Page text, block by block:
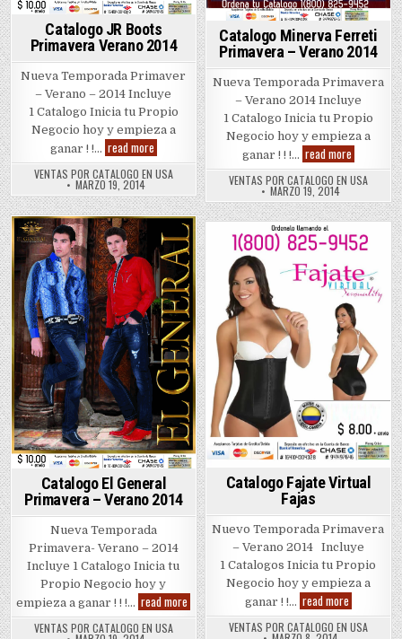
Catalogo JR Boots
Primavera Verano 2014
Nueva Temporada Primaver
– Verano – 2014 Incluye
1 Catalogo Inicia tu Propio
Negocio hoy y empieza a
ganar ! !… read moreCatalogo
JR
Boots
Primavera
Verano
2014
VENTAS POR CATALOGO EN USA
MARZO 19, 2014
Catalogo Minerva Ferreti
Primavera – Verano 2014
Nueva Temporada Primavera
– Verano 2014 Incluye
1 Catalogo Inicia tu Propio
Negocio hoy y empieza a
ganar ! ! !… read moreCatalogo
Minerva
Ferreti
Primavera
–
Verano
2014
VENTAS POR CATALOGO EN USA
MARZO 19, 2014
Posted
in
Catalogo El General
Primavera – Verano 2014
Nueva Temporada
Primavera- Verano – 2014
Incluye 1 Catalogo Inicia tu
Propio Negocio hoy y
empieza a ganar ! ! !… read more Catalogo
El
General
VENTAS POR CATALOGO EN USA
Posted
in
Catalogo Fajate Virtual
Fajas
Nuevo Temporada Primavera
– Verano 2014 Incluye
1 Catalogos Inicia tu Propio
Negocio hoy y empieza a
ganar ! !… read moreCatalogo
Fajate
Virtual
Fajas
VENTAS POR CATALOGO EN USA